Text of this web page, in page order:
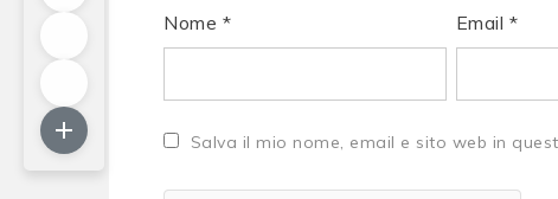
Nome * Email *
Salva il mio nome, email e sito web in